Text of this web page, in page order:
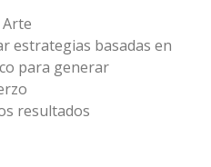
estrategias basadas en
para generar
resultados